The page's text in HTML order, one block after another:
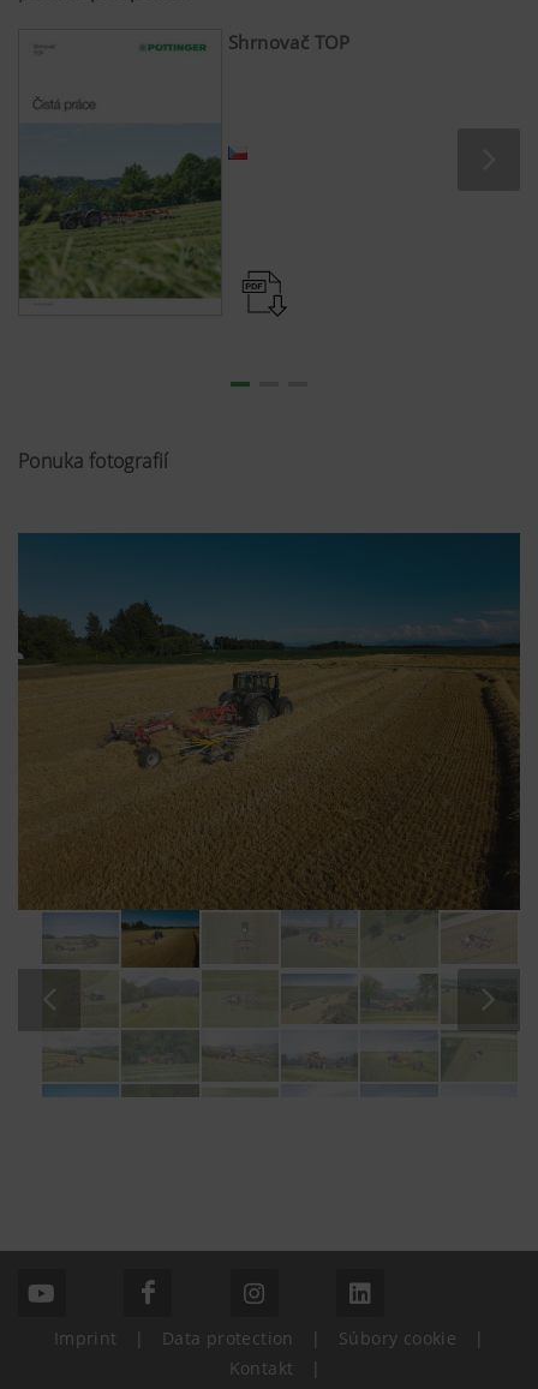
Shrnovač TOP
Ponuka fotografií
Imprint | Data protection | Súbory cookie
|
Kontakt
|